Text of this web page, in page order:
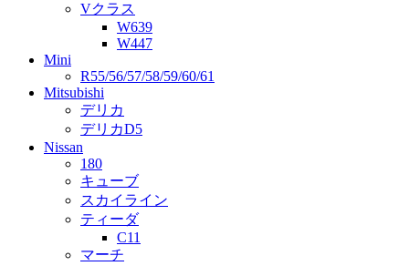
Vクラス
W639
W447
Mini
R55/56/57/58/59/60/61
Mitsubishi
デリカ
デリカD5
Nissan
180
キューブ
スカイライン
ティーダ
C11
マーチ